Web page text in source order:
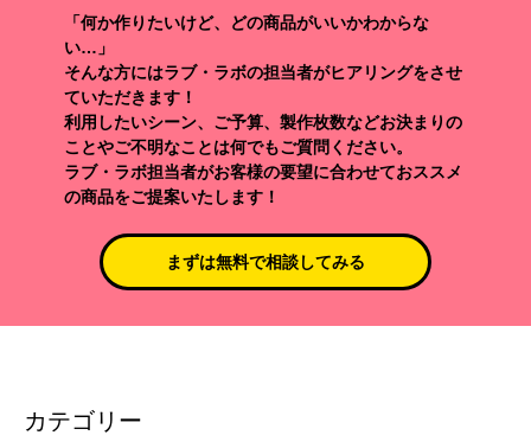
「何か作りたいけど、どの商品がいいかわからな
い…」
そんな方にはラブ・ラボの担当者がヒアリングをさせ
ていただきます！
利用したいシーン、ご予算、製作枚数などお決まりの
ことやご不明なことは何でもご質問ください。
ラブ・ラボ担当者がお客様の要望に合わせておススメ
の商品をご提案いたします！
まずは無料で相談してみる
カテゴリー